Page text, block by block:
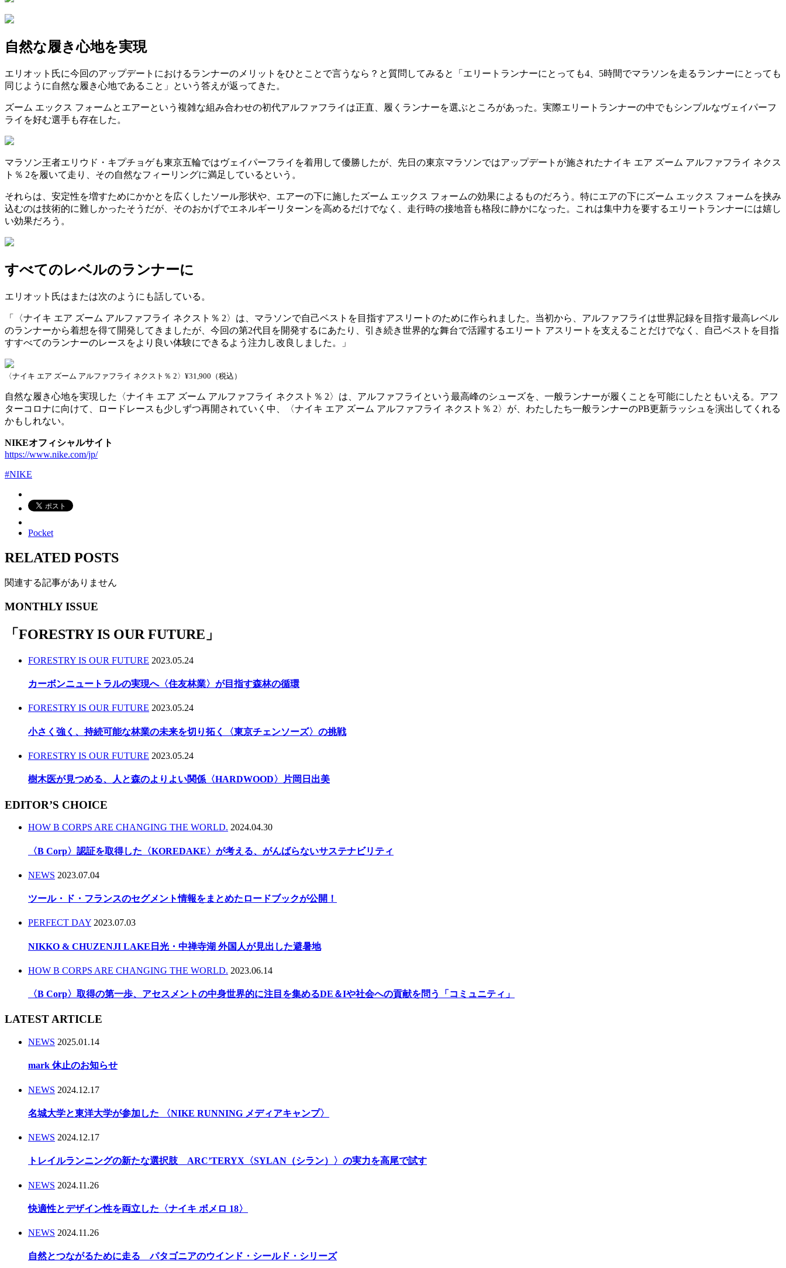
自然な履き心地を実現
エリオット氏に今回のアップデートにおけるランナーのメリットをひとことで言うなら？と質問してみると「エリートランナーにとっても4、5時間でマラソンを走るランナーにとっても
同じように自然な履き心地であること」という答えが返ってきた。
ズーム エックス フォームとエアーという複雑な組み合わせの初代アルファフライは正直、履くランナーを選ぶところがあった。実際エリートランナーの中でもシンプルなヴェイパーフ
ライを好む選手も存在した。
マラソン王者エリウド・キプチョゲも東京五輪ではヴェイパーフライを着用して優勝したが、先日の東京マラソンではアップデートが施されたナイキ エア ズーム アルファフライ ネクス
ト％ 2を履いて走り、その自然なフィーリングに満足しているという。
それらは、安定性を増すためにかかとを広くしたソール形状や、エアーの下に施したズーム エックス フォームの効果によるものだろう。特にエアの下にズーム エックス フォームを挟み
込むのは技術的に難しかったそうだが、そのおかげでエネルギーリターンを高めるだけでなく、走行時の接地音も格段に静かになった。これは集中力を要するエリートランナーには嬉し
い効果だろう。
すべてのレベルのランナーに
エリオット氏はまたは次のようにも話している。
「〈ナイキ エア ズーム アルファフライ ネクスト％ 2〉は、マラソンで自己ベストを目指すアスリートのために作られました。当初から、アルファフライは世界記録を目指す最高レベル
のランナーから着想を得て開発してきましたが、今回の第2代目を開発するにあたり、引き続き世界的な舞台で活躍するエリート アスリートを支えることだけでなく、自己ベストを目指
すすべてのランナーのレースをより良い体験にできるよう注力し改良しました。」
〈ナイキ エア ズーム アルファフライ ネクスト％ 2〉¥31,900（税込）
自然な履き心地を実現した〈ナイキ エア ズーム アルファフライ ネクスト％ 2〉は、アルファフライという最高峰のシューズを、一般ランナーが履くことを可能にしたともいえる。アフ
ターコロナに向けて、ロードレースも少しずつ再開されていく中、〈ナイキ エア ズーム アルファフライ ネクスト％ 2〉が、わたしたち一般ランナーのPB更新ラッシュを演出してくれる
かもしれない。
NIKEオフィシャルサイト
https://www.nike.com/jp/
#NIKE
Pocket
RELATED POSTS
関連する記事がありません
MONTHLY ISSUE
「 FORESTRY IS OUR FUTURE 」
FORESTRY IS OUR FUTURE 2023.05.24
カーボンニュートラルの実現へ〈住友林業〉が目指す森林の循環
FORESTRY IS OUR FUTURE 2023.05.24
小さく強く、持続可能な林業の未来を切り拓く〈東京チェンソーズ〉の挑戦
FORESTRY IS OUR FUTURE 2023.05.24
樹木医が見つめる、人と森のよりよい関係〈HARDWOOD〉片岡日出美
EDITOR’S CHOICE
HOW B CORPS ARE CHANGING THE WORLD. 2024.04.30
〈B Corp〉認証を取得した〈KOREDAKE〉が考える、がんばらないサステナビリティ
NEWS 2023.07.04
ツール・ド・フランスのセグメント情報をまとめたロードブックが公開！
PERFECT DAY 2023.07.03
NIKKO & CHUZENJI LAKE日光・中禅寺湖 外国人が見出した避暑地
HOW B CORPS ARE CHANGING THE WORLD. 2023.06.14
〈B Corp〉取得の第一歩、アセスメントの中身世界的に注目を集めるDE＆Iや社会への貢献を問う「コミュニティ」
LATEST ARTICLE
NEWS 2025.01.14
mark 休止のお知らせ
NEWS 2024.12.17
名城大学と東洋大学が参加した 〈NIKE RUNNING メディアキャンプ〉
NEWS 2024.12.17
トレイルランニングの新たな選択肢 ARC’TERYX〈SYLAN（シラン）〉の実力を高尾で試す
NEWS 2024.11.26
快適性とデザイン性を両立した〈ナイキ ボメロ 18〉
NEWS 2024.11.26
自然とつながるために走る パタゴニアのウインド・シールド・シリーズ